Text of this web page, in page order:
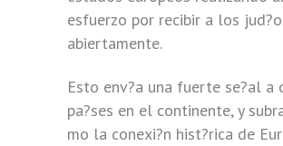
esfuerzo por recibir a los
abiertamente.
Esto env?a una fuerte se?al a
pa?ses en el continente, y
mo la conexi?n hist?rica de